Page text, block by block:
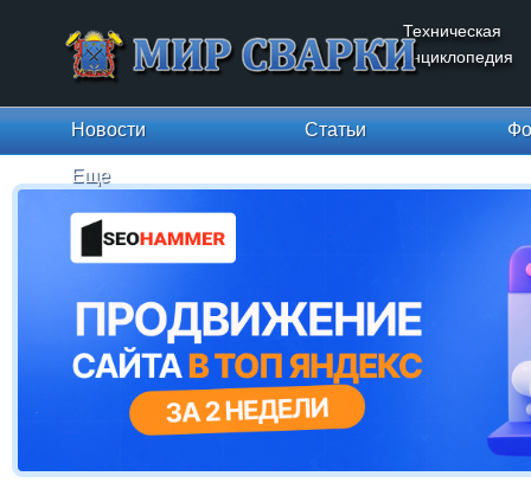
Техническая
энциклопедия
Новости Статьи
Еще